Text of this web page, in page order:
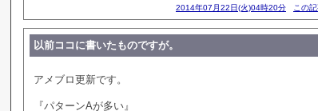
2014年07月22日(火)04時20分 この
以前ココに書いたものですが。
アメブロ更新です。
『パターンAが多い』